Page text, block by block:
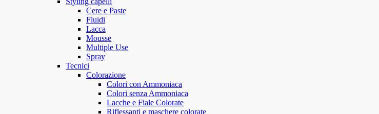
Cere e Paste
Fluidi
Lacca
Mousse
Multiple Use
Spray
Tecnici
Colorazione
Colori con Ammoniaca
Colori senza Ammoniaca
Lacche e Fiale Colorate
Riflessanti e maschere colorate